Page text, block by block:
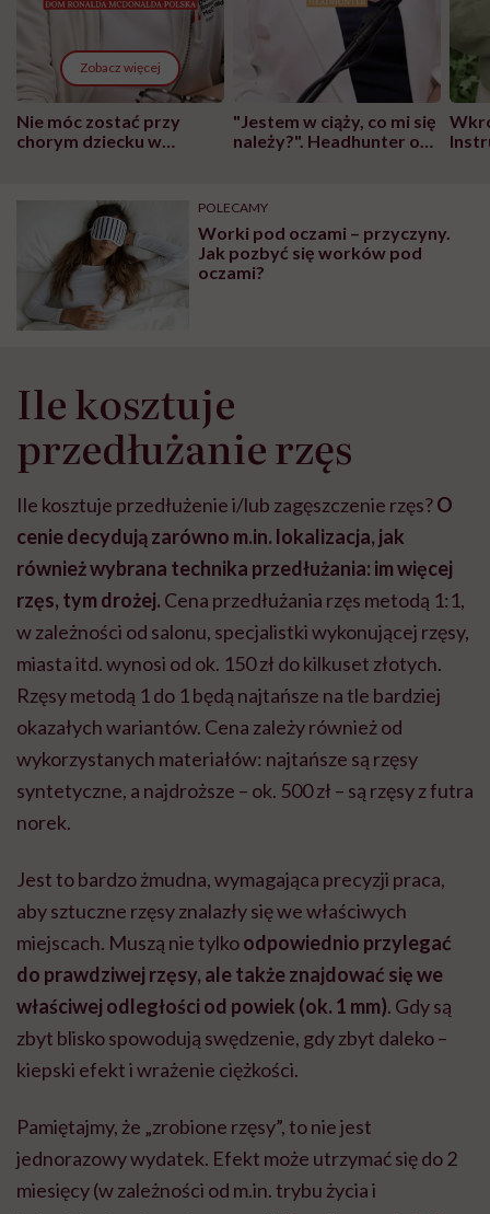
Zobacz więcej
Nie móc zostać przy
chorym dziecku w
może chyba tylko
głupota i brak
wyobraźni"
"Jestem w ciąży, co mi się
należy?". Headhunter o
pracy
POLECAMY
Worki pod oczami – przyczyny.
Jak pozbyć się worków pod
oczami?
Ile kosztuje
przedłużanie rzęs
Ile kosztuje przedłużenie i/lub zagęszczenie rzęs?O
cenie decydują zarówno m.in. lokalizacja, jak
również wybrana technika przedłużania: im więcej
rzęs, tym drożej. Cena przedłużania rzęs metodą 1:1,
w zależności od salonu, specjalistki wykonującej rzęsy,
miasta itd. wynosi od ok. 150 zł do kilkuset złotych.
Rzęsy metodą 1 do 1 będą najtańsze na tle bardziej
okazałych wariantów. Cena zależy również od
wykorzystanych materiałów: najtańsze są rzęsy
syntetyczne, a najdroższe – ok. 500 zł – są rzęsy z futra
norek.
Jest to bardzo żmudna, wymagająca precyzji praca,
aby sztuczne rzęsy znalazły się we właściwych
miejscach. Muszą nie tylkoodpowiednio przylegać
do prawdziwej rzęsy, ale także znajdować się we
właściwej odległości od powiek (ok. 1 mm). Gdy są
zbyt blisko spowodują swędzenie, gdy zbyt daleko –
kiepski efekt i wrażenie ciężkości.
Pamiętajmy, że „zrobione rzęsy”, to nie jest
jednorazowy wydatek. Efekt może utrzymać się do 2
miesięcy (w zależności od m.in. trybu życia i